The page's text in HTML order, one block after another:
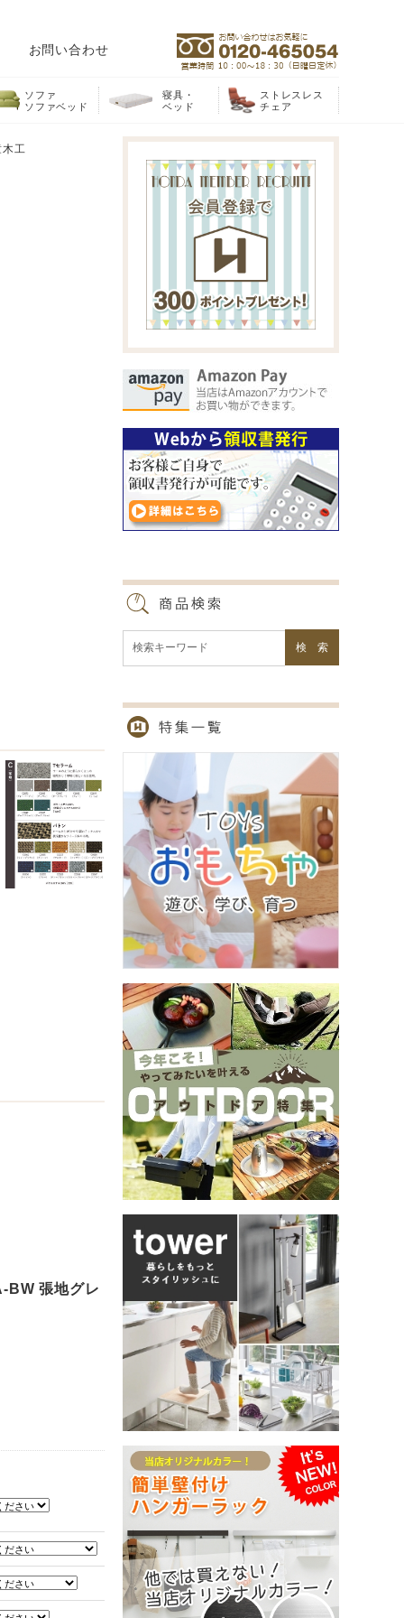
お問い合わせ
ソファ
ソファベッド
寝具・
ベッド
ストレスレス
チェア
工
BW 張地グレ